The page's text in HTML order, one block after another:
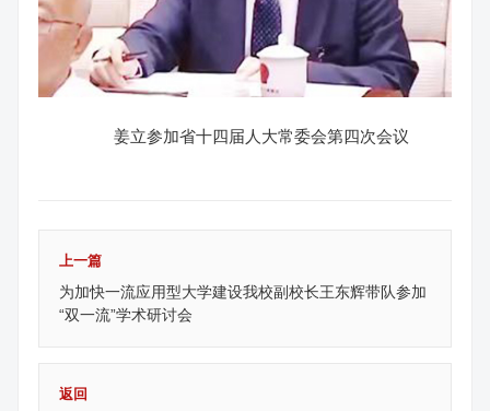
姜立参加省十四届人大常委会第四次会议
上一篇
为加快一流应用型大学建设我校副校长王东辉带队参加
“双一流”学术研讨会
返回